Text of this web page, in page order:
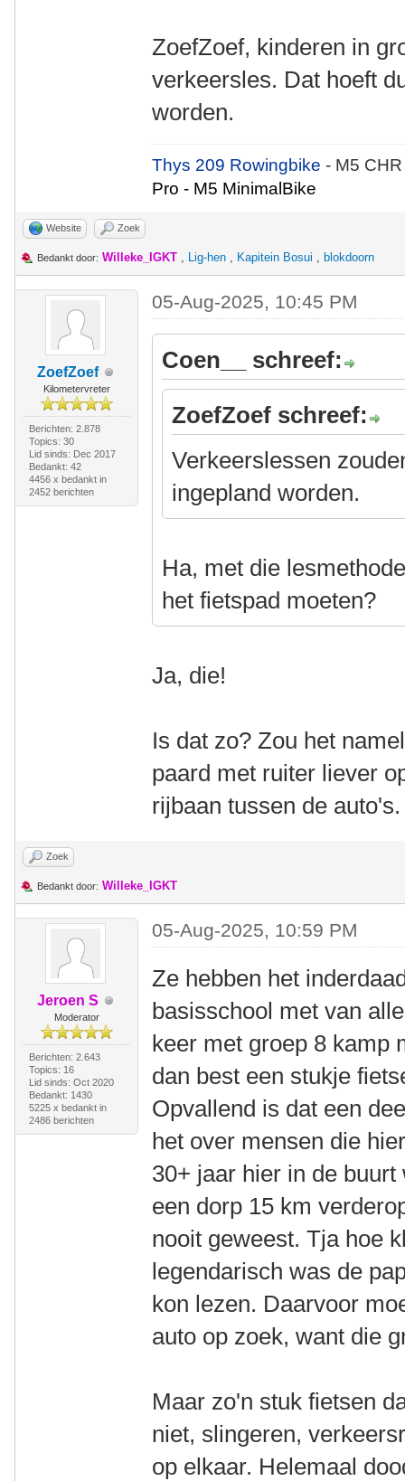
ZoefZoef, kinderen in
verkeersles. Dat hoeft
worden.
Thys 209 Rowingbike- M5
Pro - M5 MinimalBike
Website Zoek
Bedankt door: Willeke_IGKT , Lig-hen , Kapitein Bosui , blokdoorn
ZoefZoef
Kilometervreter
Berichten: 2.878
Topics: 30
Lid sinds: Dec 2017
Bedankt: 42
4456 x bedankt in
2452 berichten
05-Aug-2025, 10:45 PM
Coen__ schreef:
ZoefZoef schreef:
Verkeerslessen
ingepland worden.
Ha, met die
het fietspad moeten?
Ja, die!
Is dat zo? Zou het
paard met ruiter liever
rijbaan tussen de auto's.
Zoek
Bedankt door: Willeke_IGKT
Jeroen S
Moderator
Berichten: 2.643
Topics: 16
Lid sinds: Oct 2020
Bedankt: 1430
5225 x bedankt in
2486 berichten
05-Aug-2025, 10:59 PM
Ze hebben het
basisschool met van
keer met groep 8 kamp
dan best een stukje
Opvallend is dat een
het over mensen die
30+ jaar hier in de
een dorp 15 km
nooit geweest. Tja hoe
legendarisch was de
kon lezen. Daarvoor
auto op zoek, want die
Maar zo'n stuk fietsen
niet, slingeren,
op elkaar. Helemaal